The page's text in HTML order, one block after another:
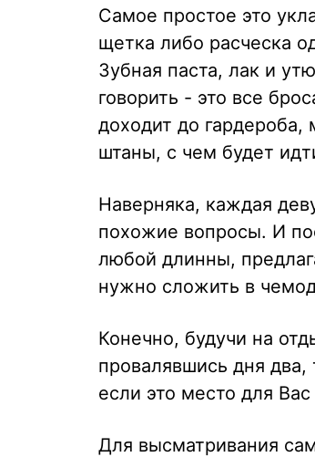
Самое простое это
щетка либо расческа
Зубная паста, лак и
говорить - это все
доходит до гардероба,
штаны, с чем будет
Наверняка, каждая
похожие вопросы. И
любой длинны,
нужно сложить в
Конечно, будучи на
провалявшись дня два,
если это место для
Для высматривания